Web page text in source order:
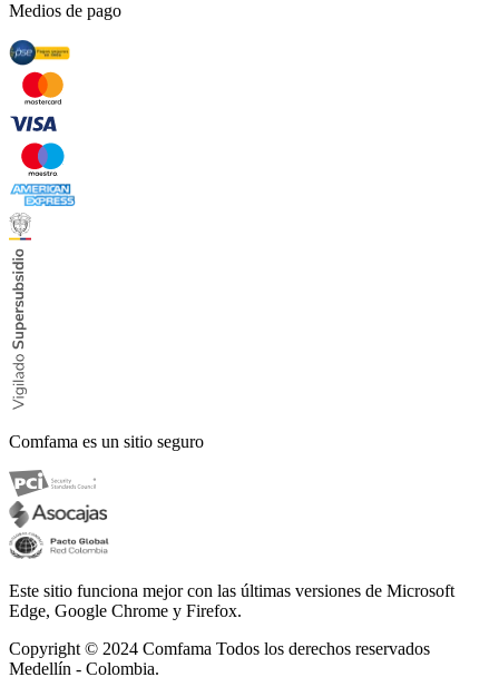
Medios de pago
Comfama es un sitio seguro
Este sitio funciona mejor con las últimas versiones de Microsoft
Edge, Google Chrome y Firefox.
Copyright © 2024 Comfama Todos los derechos reservados
Medellín - Colombia.